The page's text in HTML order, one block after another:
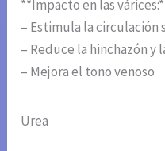
**Impacto en las
– Estimula la circulación
– Reduce la hinchazón y
– Mejora el tono venoso
Urea